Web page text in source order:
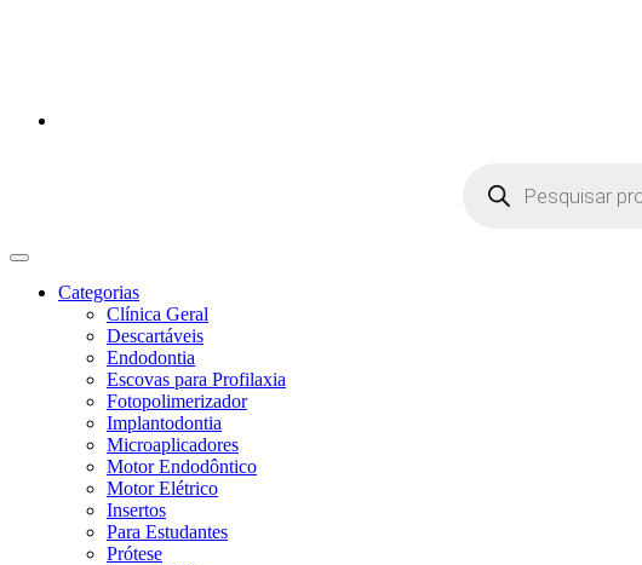
produtos
Categorias
Clínica Geral
Descartáveis
Endodontia
Escovas para Profilaxia
Fotopolimerizador
Implantodontia
Microaplicadores
Motor Endodôntico
Motor Elétrico
Insertos
Para Estudantes
Prótese